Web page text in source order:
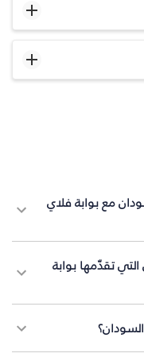
مع بوابة فلاي
تقدّمها بوابة